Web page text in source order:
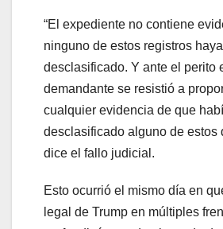
“El expediente no contiene
ninguno de estos registros
desclasificado. Y ante el perito
demandante se resistió a
cualquier evidencia de que
desclasificado alguno de estos
dice el fallo judicial.
Esto ocurrió el mismo día en
legal de Trump en múltiples